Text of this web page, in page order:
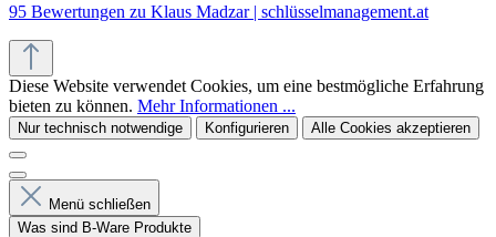
95 Bewertungen zu Klaus Madzar | schlüsselmanagement.at
Diese Website verwendet Cookies, um eine bestmögliche Erfahrung
bieten zu können. Mehr Informationen ...
Nur technisch notwendige Konfigurieren Alle Cookies akzeptieren
Menü schließen
Was sind B-Ware Produkte